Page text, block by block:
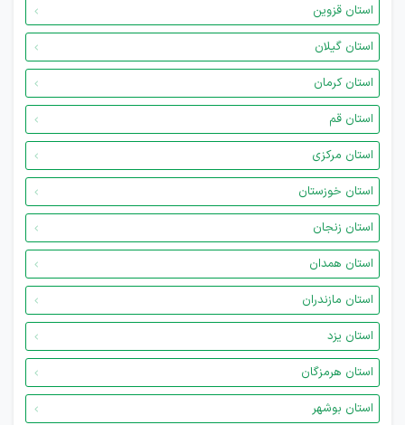
استان قزوین
استان گیلان
استان کرمان
استان قم
استان مرکزی
استان خوزستان
استان زنجان
استان همدان
استان مازندران
استان یزد
استان هرمزگان
استان بوشهر